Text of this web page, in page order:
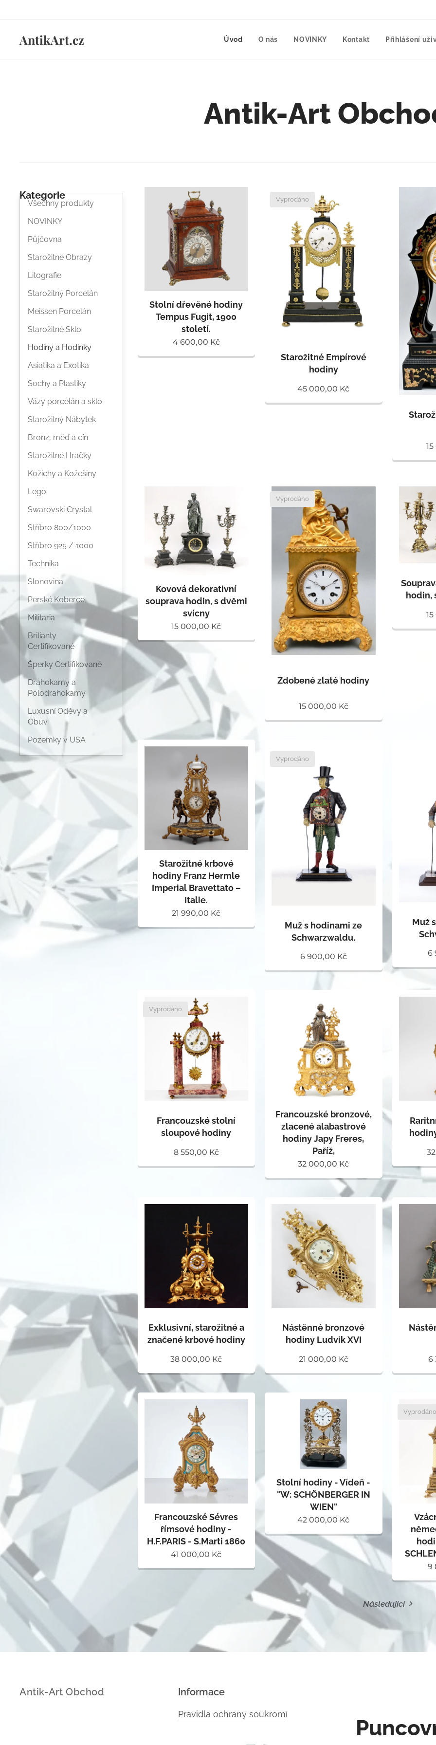
AntikArt.cz Úvod O nás NOVINKY Kontakt Přihlášení
Antik-Art
Kategorie
Všechny produkty
NOVINKY
Půjčovna
Starožitné Obrazy
Litografie
Starožitný Porcelán
Meissen Porcelán
Starožitné Sklo
Hodiny a Hodinky
Asiatika a Exotika
Sochy a Plastiky
Vázy porcelán a sklo
Starožitný Nábytek
Bronz, měď a cín
Starožitné Hračky
Kožichy a Kožešiny
Lego
Swarovski Crystal
Stříbro 800/1000
Stříbro 925 / 1000
Technika
Slonovina
Perské Koberce
Militaria
Brilianty
Certifikované
Šperky Certifikované
Drahokamy a
Polodrahokamy
Luxusní Oděvy a
Obuv
Pozemky v USA
Stolní dřevěné hodiny
Tempus Fugit, 1900
století.
4 600,00 Kč
Starožitné Empírové
hodiny
Vyprodáno
45 000,00 Kč
Kovová dekorativní
souprava hodin, s dvěmi
svícny
15 000,00 Kč
Zdobené zlaté hodiny
Vyprodáno
15 000,00 Kč
hodin,
Starožitné krbové
hodiny Franz Hermle
Imperial Bravettato –
Italie.
21 990,00 Kč
Muž s hodinami ze
Schwarzwaldu.
Vyprodáno
6 900,00 Kč
Muž
6
Francouzské stolní
sloupové hodiny
Vyprodáno
8 550,00 Kč
Francouzské bronzové,
zlacené alabastrové
hodiny Japy Freres,
Paříž,
32 000,00 Kč
Exklusivní, starožitné a
značené krbové hodiny
38 000,00 Kč
Nástěnné bronzové
hodiny Ludvik XVI
21 000,00 Kč 6
Francouzské Sévres
římsové hodiny -
H.F.PARIS - S.Marti 1860
41 000,00 Kč
Stolní hodiny - Vídeň -
"W: SCHÖNBERGER IN
WIEN"
42 000,00 Kč
Vyprodáno
9
Následující
Antik-Art Obchod Informace
Pravidla ochrany soukromí